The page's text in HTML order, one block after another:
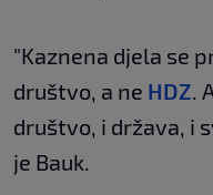
"Kaznena djela se
društvo, a ne HDZ.
društvo, i država, i
je Bauk.